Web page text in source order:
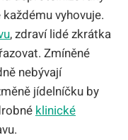
vyhovuje.
, zdraví lidé zkrátka
Zmíněné
nebývají
jídelníčku by
klinické